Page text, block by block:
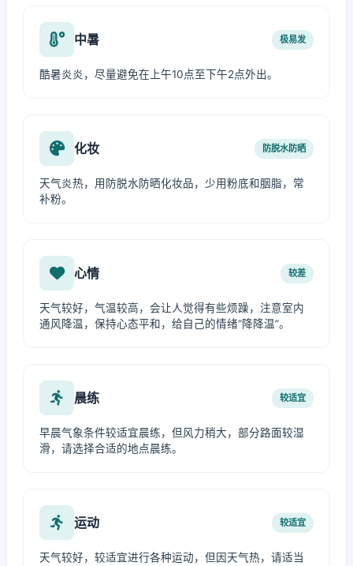
中暑 极易发
酷暑炎炎，尽量避免在上午10点至下午2点外出。
化妆 防脱水防晒
天气炎热，用防脱水防晒化妆品，少用粉底和胭脂，常
补粉。
心情 较差
天气较好，气温较高，会让人觉得有些烦躁，注意室内
通风降温，保持心态平和，给自己的情绪“降降温”。
晨练 较适宜
早晨气象条件较适宜晨练，但风力稍大，部分路面较湿
滑，请选择合适的地点晨练。
运动 较适宜
天气较好，较适宜进行各种运动，但因天气热，请适当